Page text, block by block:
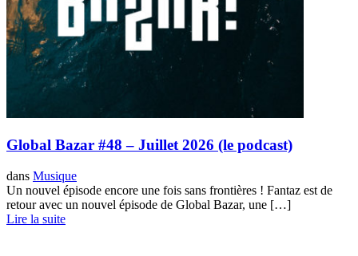
Global Bazar #48 – Juillet 2026 (le podcast)
dans Musique
Un nouvel épisode encore une fois sans frontières ! Fantaz est de
retour avec un nouvel épisode de Global Bazar, une […]
Lire la suite